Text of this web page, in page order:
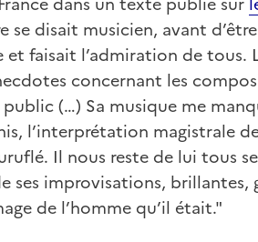
se disait musicien, avant
faisait l’admiration de tous.
concernant les
(…) Sa musique me
l’interprétation magistrale
Il nous reste de lui tous
ses improvisations, brillantes,
de l’homme qu’il était."